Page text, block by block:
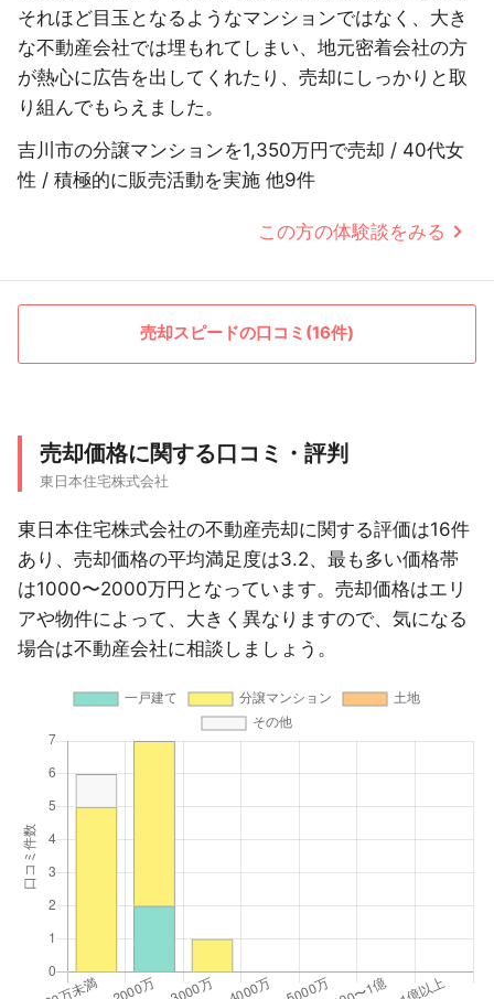
それほど目玉となるようなマンションではなく、大き
な不動産会社では埋もれてしまい、地元密着会社の方
が熱心に広告を出してくれたり、売却にしっかりと取
り組んでもらえました。
吉川市の分譲マンションを1,350万円で売却 / 40代女
性 / 積極的に販売活動を実施 他9件
この方の体験談をみる
売却スピードの口コミ(16件)
売却価格に関する口コミ・評判
東日本住宅株式会社
東日本住宅株式会社の不動産売却に関する評価は16件
あり、売却価格の平均満足度は3.2、最も多い価格帯
は1000〜2000万円となっています。売却価格はエリ
アや物件によって、大きく異なりますので、気になる
場合は不動産会社に相談しましょう。